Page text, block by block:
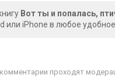
Вот ты и попалась,
iPhone в любое
проходят